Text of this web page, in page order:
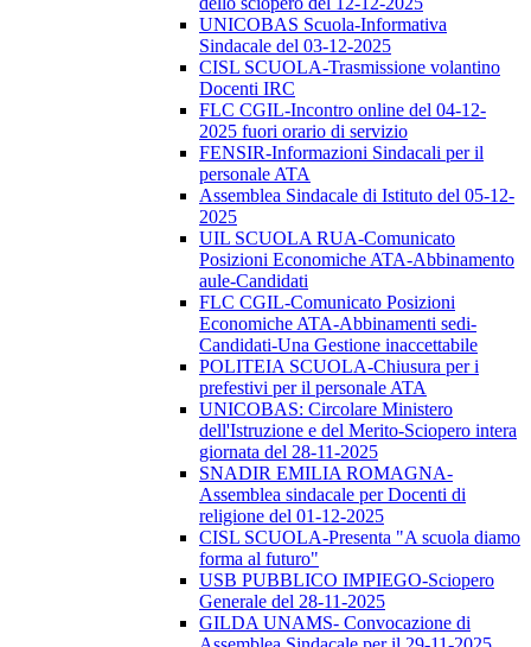
UNICOBAS Scuola-Informativa
Sindacale del 03-12-2025
CISL SCUOLA-Trasmissione volantino
Docenti IRC
FLC CGIL-Incontro online del 04-12-
2025 fuori orario di servizio
FENSIR-Informazioni Sindacali per il
personale ATA
Assemblea Sindacale di Istituto del 05-12-
2025
UIL SCUOLA RUA-Comunicato
Posizioni Economiche ATA-Abbinamento
aule-Candidati
FLC CGIL-Comunicato Posizioni
Economiche ATA-Abbinamenti sedi-
Candidati-Una Gestione inaccettabile
POLITEIA SCUOLA-Chiusura per i
prefestivi per il personale ATA
UNICOBAS: Circolare Ministero
dell'Istruzione e del Merito-Sciopero intera
giornata del 28-11-2025
SNADIR EMILIA ROMAGNA-
Assemblea sindacale per Docenti di
religione del 01-12-2025
CISL SCUOLA-Presenta "A scuola diamo
forma al futuro"
USB PUBBLICO IMPIEGO-Sciopero
Generale del 28-11-2025
GILDA UNAMS- Convocazione di